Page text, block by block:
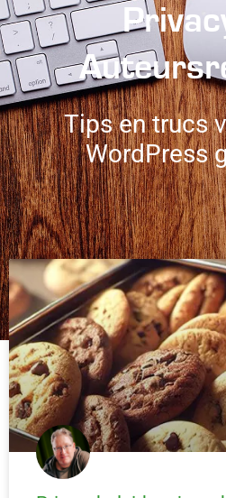
Tips en trucs
WordPress